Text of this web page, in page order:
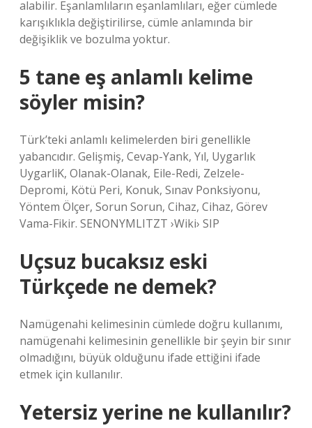
alabilir. Eşanlamlıların eşanlamlıları, eğer cümlede
karışıklıkla değiştirilirse, cümle anlamında bir
değişiklik ve bozulma yoktur.
5 tane eş anlamlı kelime
söyler misin?
Türk’teki anlamlı kelimelerden biri genellikle
yabancıdır. Gelişmiş, Cevap-Yank, Yıl, Uygarlık
UygarliK, Olanak-Olanak, Eile-Redi, Zelzele-
Depromi, Kötü Peri, Konuk, Sınav Ponksiyonu,
Yöntem Ölçer, Sorun Sorun, Cihaz, Cihaz, Görev
Vama-Fikir. SENONYMLITZT ›Wiki› SIP
Uçsuz bucaksız eski
Türkçede ne demek?
Namügenahi kelimesinin cümlede doğru kullanımı,
namügenahi kelimesinin genellikle bir şeyin bir sınır
olmadığını, büyük olduğunu ifade ettiğini ifade
etmek için kullanılır.
Yetersiz yerine ne kullanılır?